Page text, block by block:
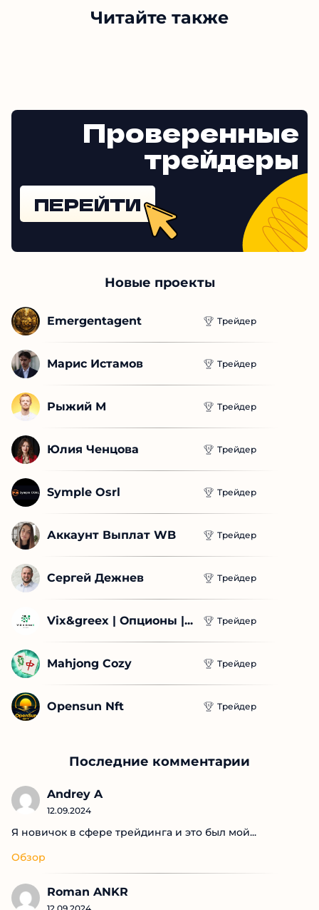
Читайте также
Проверенные
трейдеры
ПЕРЕЙТИ
Новые проекты
Emergentagent Трейдер
Марис Истамов Трейдер
Рыжий М Трейдер
Юлия Ченцова Трейдер
Symple Osrl Трейдер
Аккаунт Выплат WB Трейдер
Сергей Дежнев Трейдер
Vix&greex | Опционы |... Трейдер
Mahjong Cozy Трейдер
Opensun Nft Трейдер
Последние комментарии
Andrey A
12.09.2024
Я новичок в сфере трейдинга и это был мой...
Обзор
Roman ANKR